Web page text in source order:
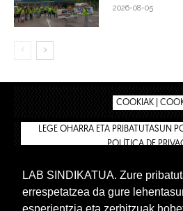
2026-08-05
COOKIAK |
LEGE OHARRA ETA PRIBATUTASUN
POLÍTICA DE
BIZILAN.EUS
INTRANET 🔑
Euskera
LAB SINDIKATUA. Zure
errespetatzea da gure